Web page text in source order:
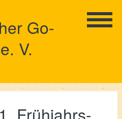
Go-
V.
Frühjahrs-